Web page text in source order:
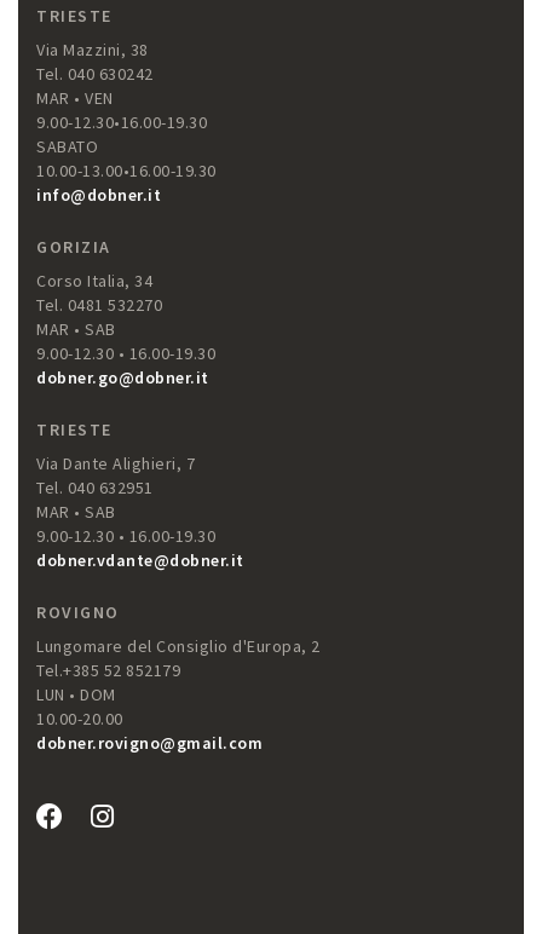
TRIESTE
Via Mazzini, 38
Tel. 040 630242
MAR • VEN
9.00-12.30•16.00-19.30
SABATO
10.00-13.00•16.00-19.30
info@dobner.it
GORIZIA
Corso Italia, 34
Tel. 0481 532270
MAR • SAB
9.00-12.30 • 16.00-19.30
dobner.go@dobner.it
TRIESTE
Via Dante Alighieri, 7
Tel. 040 632951
MAR • SAB
9.00-12.30 • 16.00-19.30
dobner.vdante@dobner.it
ROVIGNO
Lungomare del Consiglio d'Europa, 2
Tel.+385 52 852179
LUN • DOM
10.00-20.00
dobner.rovigno@gmail.com